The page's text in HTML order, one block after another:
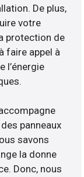
De plus,
votre
protection de
faire appel à
l’énergie
panneaux
savons
la donne
Donc, nous